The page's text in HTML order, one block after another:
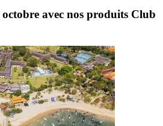
avec nos produits Club